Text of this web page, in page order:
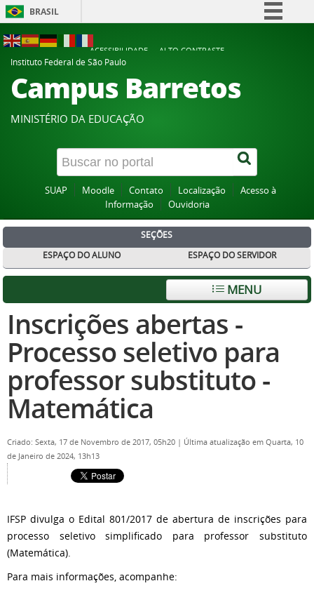
BRASIL
Participe
Acesso à informação
Canais
ACESSIBILIDADE
ALTO CONTRASTE
Instituto Federal de São Paulo
Campus Barretos
MINISTÉRIO DA EDUCAÇÃO
SUAP Moodle Contato Localização
Acesso à
Informação
Ouvidoria
SEÇÕES
ESPAÇO DO ALUNO
ESPAÇO DO SERVIDOR
MENU
Inscrições abertas -
Processo seletivo para
professor substituto -
Matemática
Criado: Sexta, 17 de Novembro de 2017, 05h20 | Última atualização em Quarta, 10
de Janeiro de 2024, 13h13
IFSP divulga o Edital 801/2017 de abertura de inscrições para
processo seletivo simplificado para professor substituto
(Matemática).
Para mais informações, acompanhe: